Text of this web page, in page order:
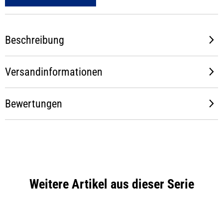
Beschreibung
Versandinformationen
Bewertungen
Weitere Artikel aus dieser Serie